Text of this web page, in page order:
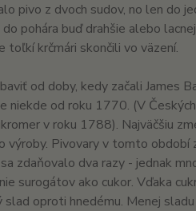
pivo z dvoch sudov, no len do
pohára buď drahšie alebo
toľkí krčmári skončili vo väzení.
od doby, kedy začali James
niekde od roku 1770. (V
v roku 1788). Najväčšiu
výroby. Pivovary v tomto období
zdaňovalo dva razy - jednak
surogátov ako cukor. Vďaka
oproti hnedému. Menej sladu